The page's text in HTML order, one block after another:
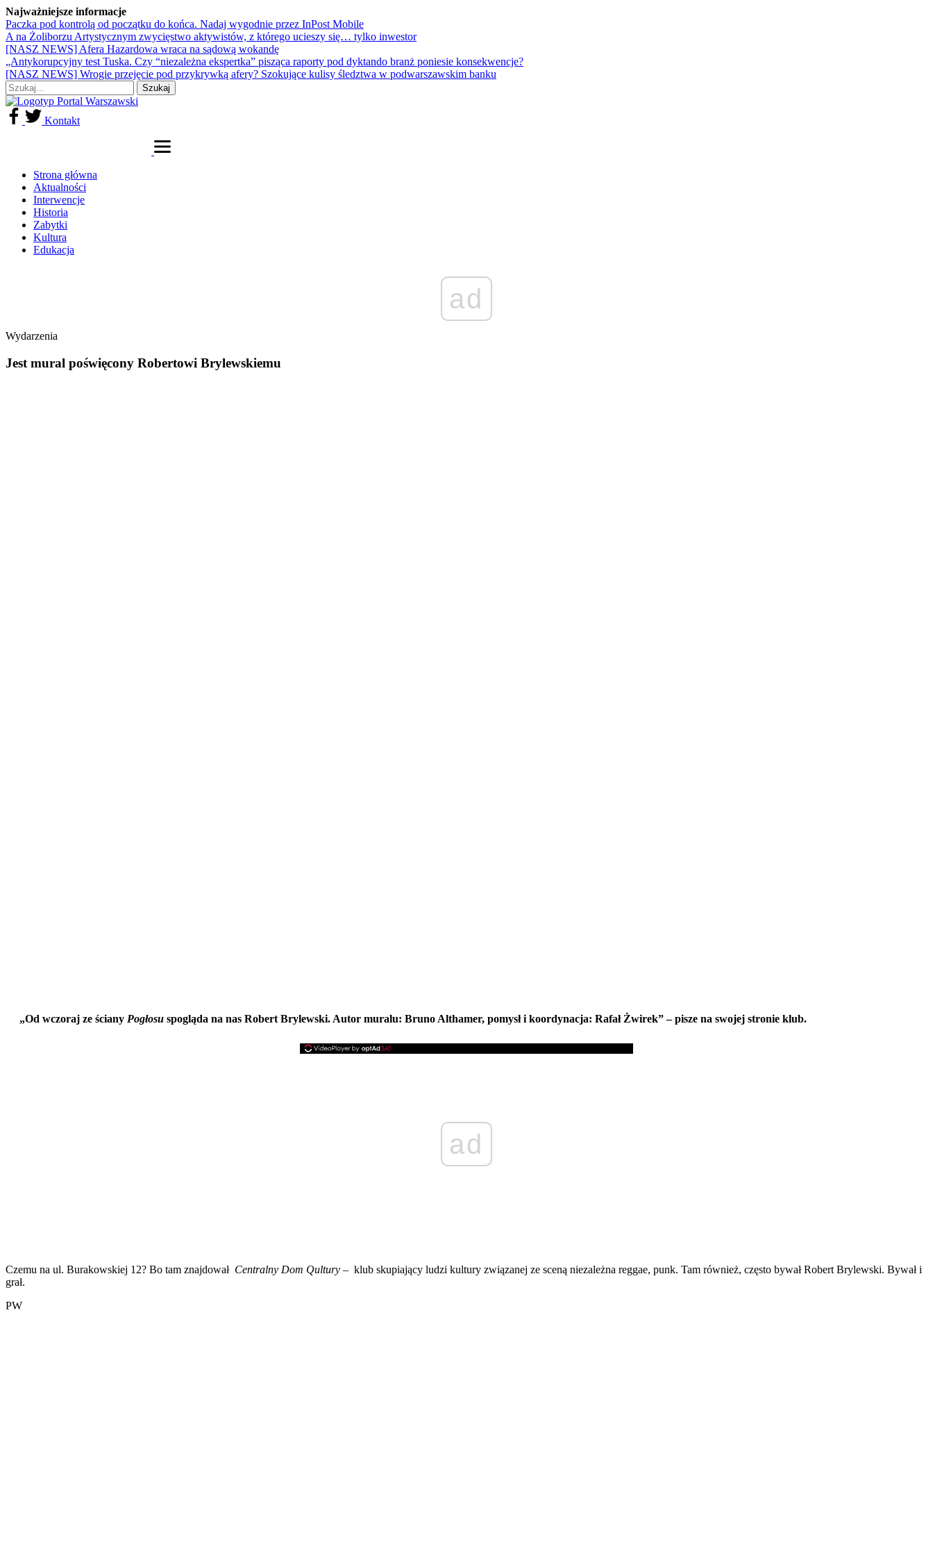
Najważniejsze informacje
Paczka pod kontrolą od początku do końca. Nadaj wygodnie przez InPost Mobile
A na Żoliborzu Artystycznym zwycięstwo aktywistów, z którego ucieszy się… tylko inwestor
[NASZ NEWS] Afera Hazardowa wraca na sądową wokandę
„Antykorupcyjny test Tuska. Czy “niezależna ekspertka” pisząca raporty pod dyktando branż poniesie konsekwencje?
[NASZ NEWS] Wrogie przejęcie pod przykrywką afery? Szokujące kulisy śledztwa w podwarszawskim banku
Kontakt
Strona główna
Aktualności
Interwencje
Historia
Zabytki
Kultura
Edukacja
ad
Wydarzenia
Jest mural poświęcony Robertowi Brylewskiemu
„Od wczoraj ze ściany Pogłosu spogląda na nas Robert Brylewski. Autor muralu: Bruno Althamer, pomysł i koordynacja: Rafał Żwirek” – pisze na swojej stronie klub.
ad
Czemu na ul. Burakowskiej 12? Bo tam znajdował Centralny Dom Qultury – klub skupiający ludzi kultury związanej ze sceną niezależna reggae, punk. Tam również, często bywałRobert Brylewski. Bywał i
grał.
PW